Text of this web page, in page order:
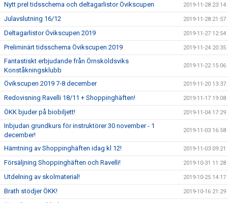
Nytt prel tidsschema och deltagarlistor Övikscupen 2019-11-28 23:14
Julavslutning 16/12 2019-11-28 21:57
Deltagarlistor Övikscupen 2019 2019-11-27 12:54
Preliminärt tidsschema Övikscupen 2019 2019-11-24 20:35
Fantastiskt erbjudande från Örnsköldsviks
Konståkningsklubb
2019-11-22 15:06
Övikscupen 2019 7-8 december 2019-11-20 13:37
Redovisning Ravelli 18/11 + Shoppinghäften! 2019-11-17 19:08
ÖKK bjuder på biobiljett! 2019-11-04 17:29
Inbjudan grundkurs för instruktörer 30 november - 1
december!
2019-11-03 16:58
Hämtning av Shoppinghäften idag kl 12! 2019-11-03 09:21
Försäljning Shoppinghäften och Ravelli! 2019-10-31 11:28
Utdelning av skolmaterial! 2019-10-25 14:17
Brath stödjer ÖKK! 2019-10-16 21:29